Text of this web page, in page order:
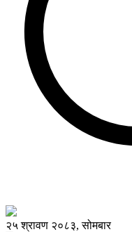
२५ श्रावण २०८३, सोमबार